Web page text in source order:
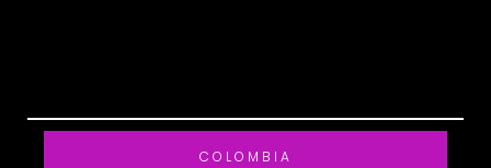
COLOMBIA